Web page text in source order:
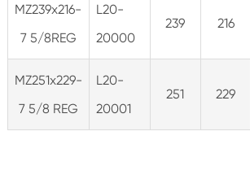
MZ239x216-
7 5/8REG
L20-
20000
239 216
MZ251x229-
7 5/8 REG
L20-
20001
251 229